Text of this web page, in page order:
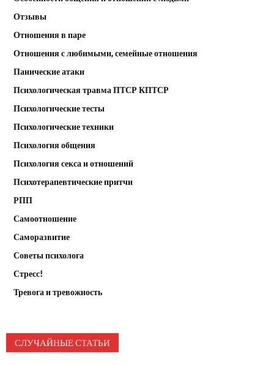
Отзывы
Отношения в паре
Отношения с любимыми, семейные отношения
Панические атаки
Психологическая травма ПТСР КПТСР
Психологические тесты
Психологические техники
Психология общения
Психология секса и отношений
Психотерапевтические притчи
РПП
Самоотношение
Саморазвитие
Советы психолога
Стресс!
Тревога и тревожность
СЛУЧАЙНЫЕ СТАТЬИ